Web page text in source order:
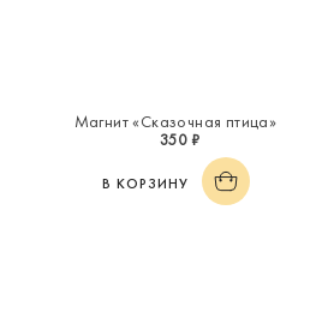
Магнит «Сказочная птица»
350 ₽
В КОРЗИНУ